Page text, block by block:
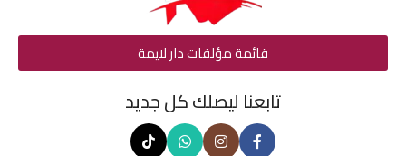
قائمة مؤلفات دار لايمة
تابعنا ليصلك كل جديد